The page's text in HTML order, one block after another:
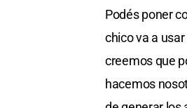
Podés poner
chico va a
creemos que
hacemos